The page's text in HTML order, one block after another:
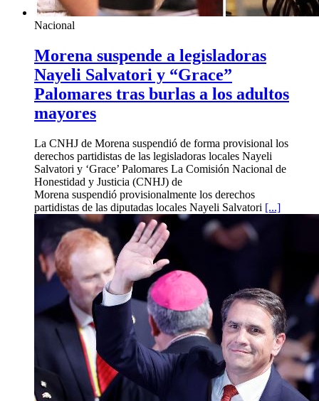
Nacional
Morena suspende a legisladoras
Nayeli Salvatori y “Grace”
Palomares tras burlas a los adultos
mayores
La CNHJ de Morena suspendió de forma provisional los
derechos partidistas de las legisladoras locales Nayeli
Salvatori y ‘Grace’ Palomares La Comisión Nacional de
Honestidad y Justicia (CNHJ) de
Morena suspendió provisionalmente los derechos
partidistas de las diputadas locales Nayeli Salvatori [...]